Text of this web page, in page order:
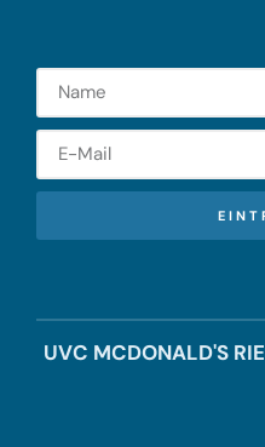
UVC MCDONALD'S